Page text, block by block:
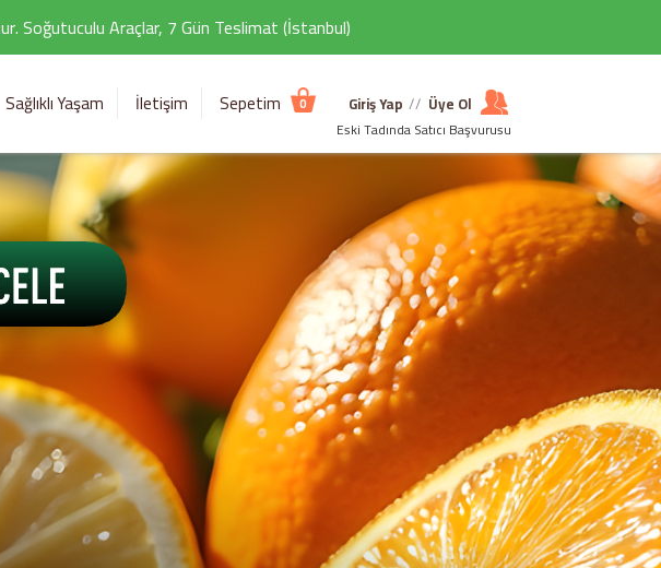
Soğutuculu Araçlar, 7 Gün Teslimat (İstanbul)
Sağlıklı Yaşam İletişim Sepetim 0 Giriş Yap // Üye Ol
Eski Tadında Satıcı Başvurusu